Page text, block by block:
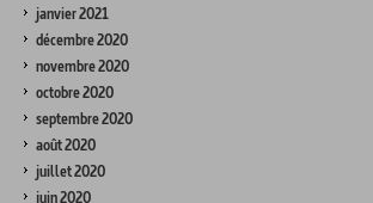
janvier 2021
décembre 2020
novembre 2020
octobre 2020
septembre 2020
août 2020
juillet 2020
juin 2020